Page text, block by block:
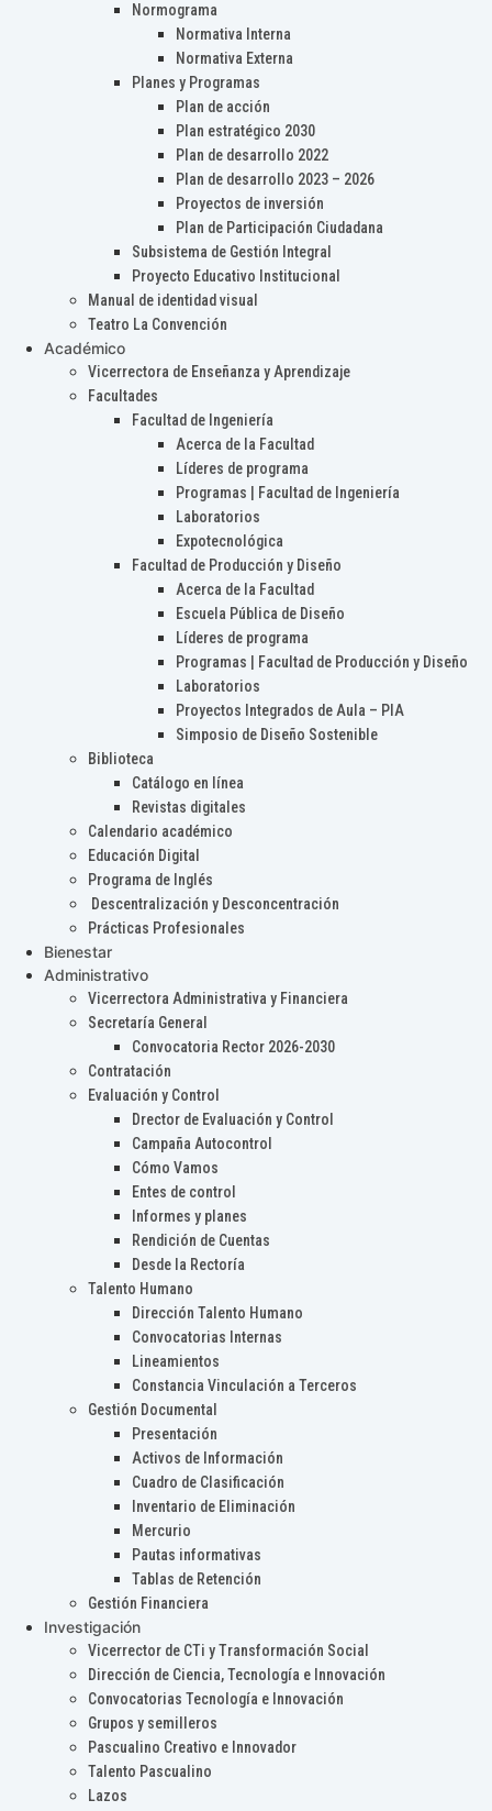
Normograma
Normativa Interna
Normativa Externa
Planes y Programas
Plan de acción
Plan estratégico 2030
Plan de desarrollo 2022
Plan de desarrollo 2023 – 2026
Proyectos de inversión
Plan de Participación Ciudadana
Subsistema de Gestión Integral
Proyecto Educativo Institucional
Manual de identidad visual
Teatro La Convención
Académico
Vicerrectora de Enseñanza y Aprendizaje
Facultades
Facultad de Ingeniería
Acerca de la Facultad
Líderes de programa
Programas | Facultad de Ingeniería
Laboratorios
Expotecnológica
Facultad de Producción y Diseño
Acerca de la Facultad
Escuela Pública de Diseño
Líderes de programa
Programas | Facultad de Producción y Diseño
Laboratorios
Proyectos Integrados de Aula – PIA
Simposio de Diseño Sostenible
Biblioteca
Catálogo en línea
Revistas digitales
Calendario académico
Educación Digital
Programa de Inglés
Descentralización y Desconcentración
Prácticas Profesionales
Bienestar
Administrativo
Vicerrectora Administrativa y Financiera
Secretaría General
Convocatoria Rector 2026-2030
Contratación
Evaluación y Control
Drector de Evaluación y Control
Campaña Autocontrol
Cómo Vamos
Entes de control
Informes y planes
Rendición de Cuentas
Desde la Rectoría
Talento Humano
Dirección Talento Humano
Convocatorias Internas
Lineamientos
Constancia Vinculación a Terceros
Gestión Documental
Presentación
Activos de Información
Cuadro de Clasificación
Inventario de Eliminación
Mercurio
Pautas informativas
Tablas de Retención
Gestión Financiera
Investigación
Vicerrector de CTi y Transformación Social
Dirección de Ciencia, Tecnología e Innovación
Convocatorias Tecnología e Innovación
Grupos y semilleros
Pascualino Creativo e Innovador
Talento Pascualino
Lazos